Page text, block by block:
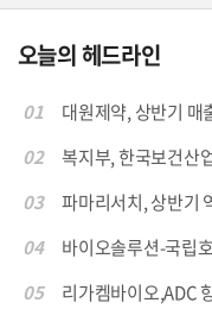
오늘의 헤드라인
01
대원제약, 상반기
02
복지부, 한국보건산
03
파마리서치, 상반기
04
바이오솔루션-국립
05
리가켐바이오,ADC